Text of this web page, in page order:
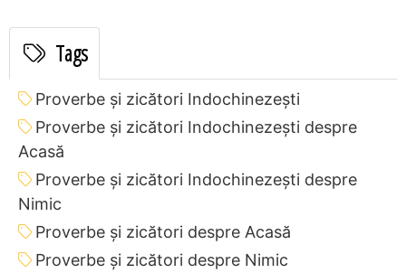
Tags
Proverbe și zicători Indochinezeşti
Proverbe și zicători Indochinezeşti despre
Acasă
Proverbe și zicători Indochinezeşti despre
Nimic
Proverbe și zicători despre Acasă
Proverbe și zicători despre Nimic